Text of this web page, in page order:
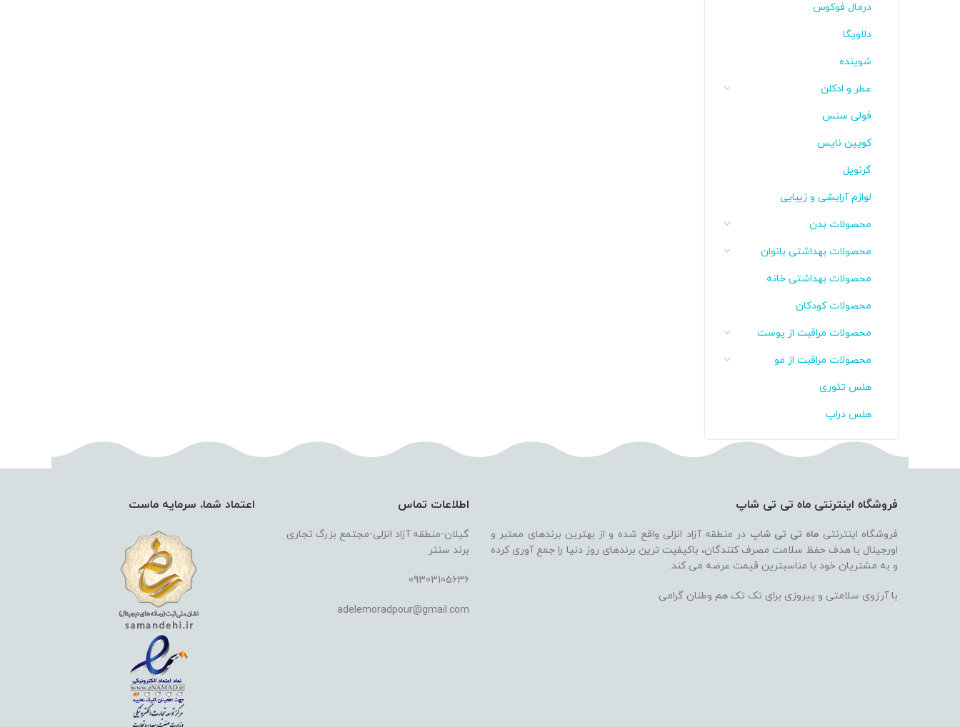
درمال فوکوس
دلاویگا
شوینده
عطر و ادکلن
فولی سنس
کویین نایس
گرنویل
لوازم آرایشی و زیبایی
محصولات بدن
محصولات بهداشتی بانوان
محصولات بهداشتی خانه
محصولات کودکان
محصولات مراقبت از پوست
محصولات مراقبت از مو
هلس تئوری
هلس دراپ
فروشگاه اینترنتی ماه تی تی شاپ
فروشگاه اینترنتی ماه تی تی شاپ در منطقه آزاد انزلی واقع شده و از بهترین برندهای معتبر و
اورجینال با هدف حفظ سلامت مصرف کنندگان، باکیفیت ترین برندهای روز دنیا را جمع آوری کرده
و به مشتریان خود با مناسبترین قیمت عرضه می کند.
با آرزوی سلامتی و پیروزی برای تک تک هم وطنان گرامی
اطلاعات تماس
گیلان-منطقه آزاد انزلی-مجتمع بزرگ تجاری
برند سنتر
09303105636
adelemoradpour@gmail.com
اعتماد شما، سرمایه ماست